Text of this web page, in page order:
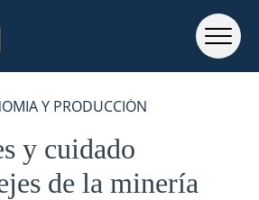
Y PRODUCCIÓN
y cuidado
de la minería